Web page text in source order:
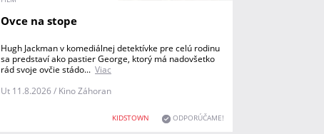
Ovce na stope
Hugh Jackman v komediálnej detektívke pre celú rodinu
sa predstaví ako pastier George, ktorý má nadovšetko
rád svoje ovčie stádo... Viac
Ut 11.8.2026 / Kino Záhoran
KIDSTOWN ODPORÚČAME!